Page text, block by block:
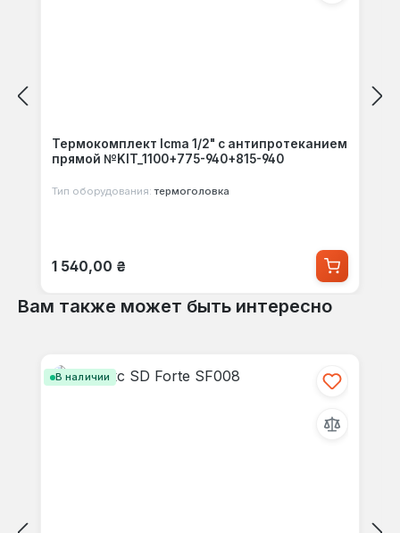
Термокомплект Icma 1/2" с антипротеканием
прямой №KIT_1100+775-940+815-940
Тип оборудования: термоголовка
Обычная цена:
1 540,00 ₴
Вам также может быть интересно
В наличии